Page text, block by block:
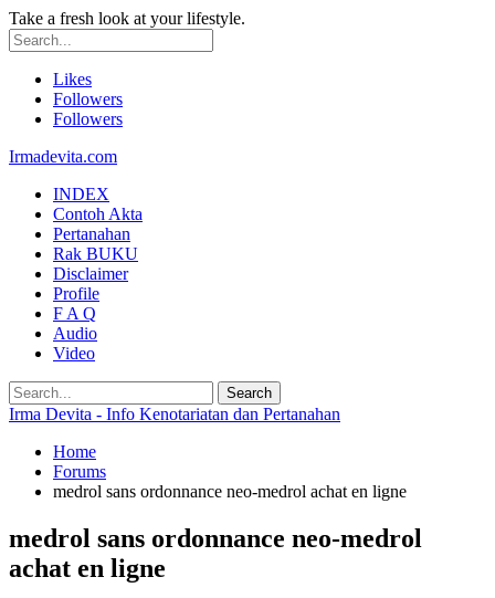
Take a fresh look at your lifestyle.
Likes
Followers
Followers
Irmadevita.com
INDEX
Contoh Akta
Pertanahan
Rak BUKU
Disclaimer
Profile
F A Q
Audio
Video
Irma Devita - Info Kenotariatan dan Pertanahan
Home
Forums
medrol sans ordonnance neo-medrol achat en ligne
medrol sans ordonnance neo-medrol
achat en ligne